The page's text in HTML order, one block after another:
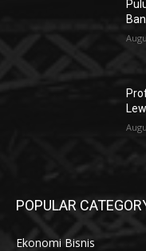
POPULAR
Ekonomi Bisnis